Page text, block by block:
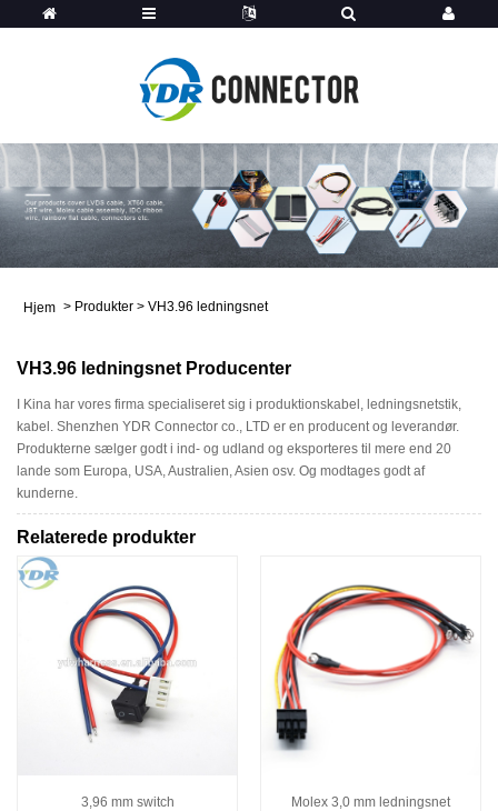
Hjem > Produkter > VH3.96 ledningsnet
VH3.96 ledningsnet Producenter
I Kina har vores firma specialiseret sig i produktionskabel, ledningsnetstik,
kabel. Shenzhen YDR Connector co., LTD er en producent og leverandør.
Produkterne sælger godt i ind- og udland og eksporteres til mere end 20
lande som Europa, USA, Australien, Asien osv. Og modtages godt af
kunderne.
Relaterede produkter
3,96 mm switch
Molex 3,0 mm ledningsnet